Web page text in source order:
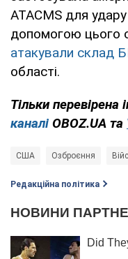
ATACMS для
допомогою цього
атакували склад
області.
Тільки перевірена
каналі OBOZ.UA та
США Озброєння
Редакційна політика